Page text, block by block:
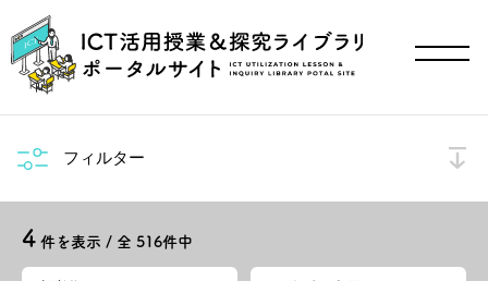
フィルター
4 件を表示 / 全 516件中